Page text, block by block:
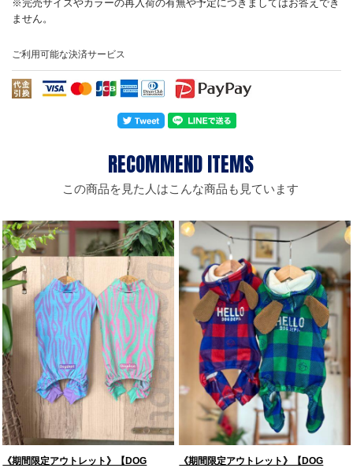
ご利用可能な決済サービス
この商品を見た人はこんな商品も見ています
《期間限定アウトレット》【DOG
《期間限定アウトレット》【DOG